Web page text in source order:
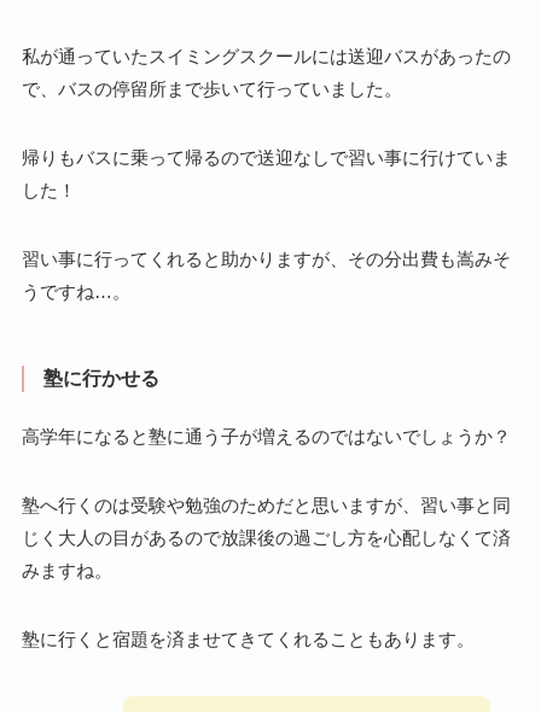
私が通っていたスイミングスクールには送迎バスがあったの
で、バスの停留所まで歩いて行っていました。
帰りもバスに乗って帰るので送迎なしで習い事に行けていま
した！
習い事に行ってくれると助かりますが、その分出費も嵩みそ
うですね…。
塾に行かせる
高学年になると塾に通う子が増えるのではないでしょうか？
塾へ行くのは受験や勉強のためだと思いますが、習い事と同
じく大人の目があるので放課後の過ごし方を心配しなくて済
みますね。
塾に行くと宿題を済ませてきてくれることもあります。